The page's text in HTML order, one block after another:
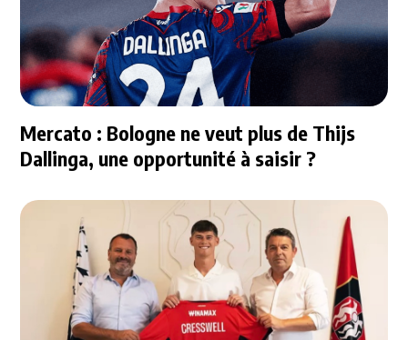
Mercato : Bologne ne veut plus de Thijs
Dallinga, une opportunité à saisir ?